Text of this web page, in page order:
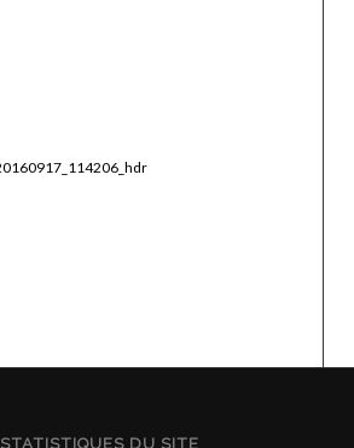
STATISTIQUES DU SITE